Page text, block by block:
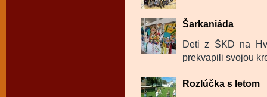
Šarkaniáda
Deti z ŠKD na
prekvapili svojou
Rozlúčka s letom